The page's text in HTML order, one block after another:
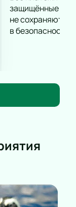
этого
живым
защищённые
не сохраняются
в безопасности.